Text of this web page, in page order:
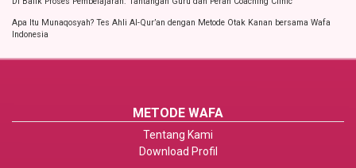
Apa Itu Munaqosyah? Tes Ahli Al-Qur’an dengan Metode Otak Kanan bersama Wafa
Indonesia
METODE WAFA
Tentang Kami
Download Profil